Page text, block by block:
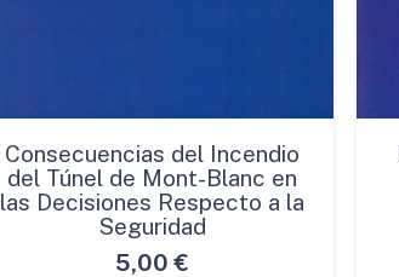
Consecuencias del Incendio
del Túnel de Mont-Blanc en
las Decisiones Respecto a la
Seguridad
5,00 €